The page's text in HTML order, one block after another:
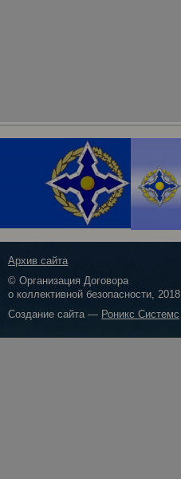
Архив сайта
© Организация Договора
о коллективной безопасности, 2018
Создание сайта — Роникс Системс